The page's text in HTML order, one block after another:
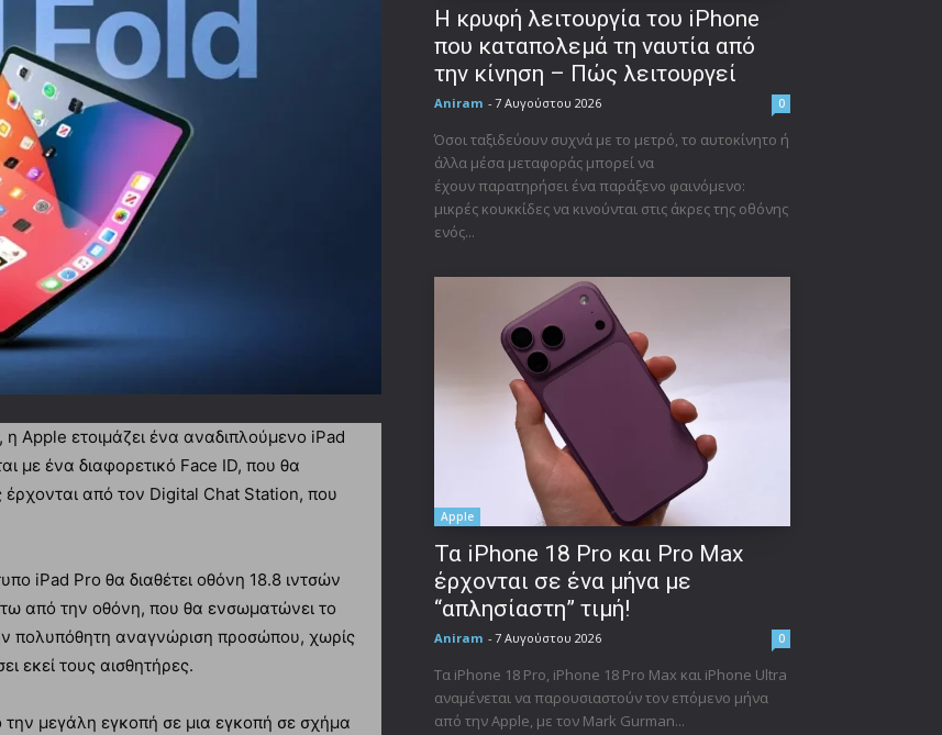
Apple ετοιμάζει ένα αναδιπλούμενο iPad
με ένα διαφορετικό Face ID, που θα
από τον Digital Chat Station, που
iPad Pro θα διαθέτει οθόνη 18.8 ιντσών
από την οθόνη, που θα ενσωματώνει το
πολυπόθητη αναγνώριση προσώπου, χωρίς
εκεί τους αισθητήρες.
μεγάλη εγκοπή σε μια εγκοπή σε σχήμα
Η κρυφή λειτουργία του iPhone
που καταπολεμά τη ναυτία από
την κίνηση – Πώς λειτουργεί
Aniram - 7 Αυγούστου 2026 0
Όσοι ταξιδεύουν συχνά με το μετρό, το αυτοκίνητο ή
άλλα μέσα μεταφοράς μπορεί να
έχουν παρατηρήσει ένα παράξενο φαινόμενο:
μικρές κουκκίδες να κινούνται στις άκρες της οθόνης
ενός...
Apple
Τα iPhone 18 Pro και Pro Max
έρχονται σε ένα μήνα με
“απλησίαστη” τιμή!
Aniram - 7 Αυγούστου 2026 0
Τα iPhone 18 Pro, iPhone 18 Pro Max και iPhone Ultra
αναμένεται να παρουσιαστούν τον επόμενο μήνα
από την Apple, με τον Mark Gurman...